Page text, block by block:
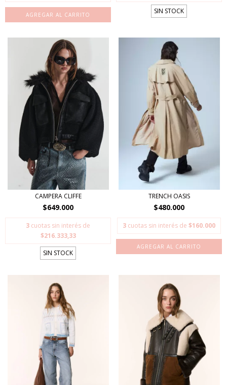
AGREGAR AL CARRITO
SIN STOCK
CAMPERA CLIFFE
$649.000
3 cuotas sin interés de
$216.333,33
SIN STOCK
TRENCH OASIS
$480.000
3 cuotas sin interés de $160.000
AGREGAR AL CARRITO